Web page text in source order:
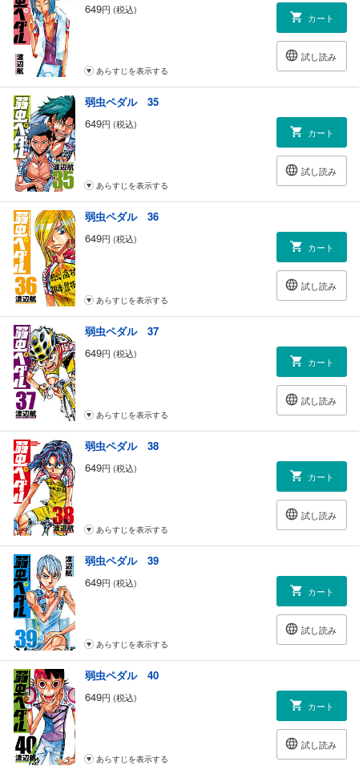
649円 (税込)
カート
試し読み
あらすじを表示する
弱虫ペダル 35
649円 (税込)
カート
試し読み
あらすじを表示する
弱虫ペダル 36
649円 (税込)
カート
試し読み
あらすじを表示する
弱虫ペダル 37
649円 (税込)
カート
試し読み
あらすじを表示する
弱虫ペダル 38
649円 (税込)
カート
試し読み
あらすじを表示する
弱虫ペダル 39
649円 (税込)
カート
試し読み
あらすじを表示する
弱虫ペダル 40
649円 (税込)
カート
試し読み
あらすじを表示する